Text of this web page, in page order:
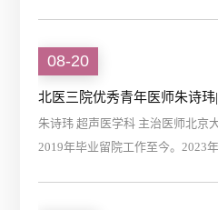
会专家分享了与张武教授相处的
激。科室主任崔立刚表示，六十五
科室将继续传承老一辈专家的精神
服务。
08-20
北医三院优秀青年医师朱诗
朱诗玮 超声医学科 主治医师北京
2019年毕业留院工作至今。2023